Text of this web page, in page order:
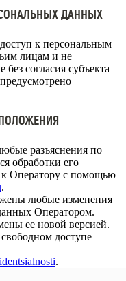
ДАННЫХ
к персональным
лицам и не
согласия субъекта
разъяснения по
обработки его
Оператору с помощью
.
любые изменения
Оператором.
ее новой версией.
доступе
.